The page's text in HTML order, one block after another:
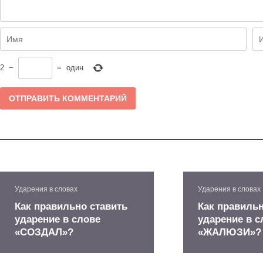
2 − = один
Ударения в словах
Как правильно ставить
ударение в слове
«СОЗДАЛ»?
Ударения в словах
Как
ударение в
«ЖАЛЮЗИ»?